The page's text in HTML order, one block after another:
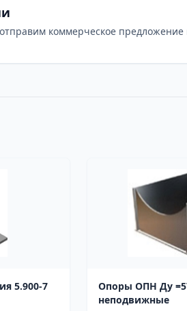
коммерческое предложение
5.900-7
Опоры ОПН Ду =57-1620
неподвижные